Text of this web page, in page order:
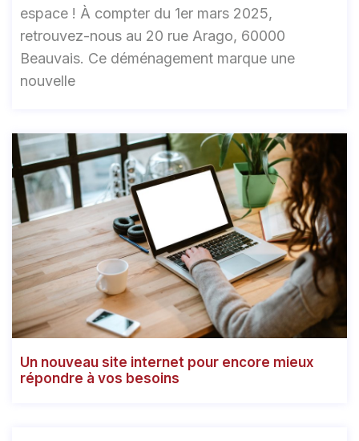
espace ! À compter du 1er mars 2025,
retrouvez-nous au 20 rue Arago, 60000
Beauvais. Ce déménagement marque une
nouvelle
Un nouveau site internet pour encore mieux
répondre à vos besoins